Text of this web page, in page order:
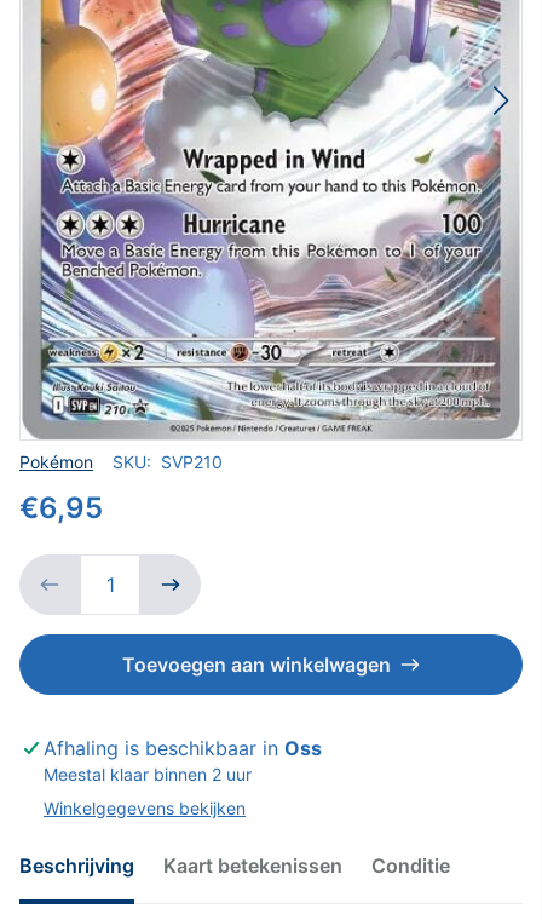
Verkoper
Pokémon SKU: SVP210
€6,95
Toevoegen aan winkelwagen
Afhaling is beschikbaar in Oss
Meestal klaar binnen 2 uur
Winkelgegevens bekijken
Beschrijving Kaart betekenissen Conditie